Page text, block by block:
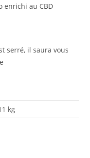
enrichi au CBD
serré, il saura vous
kg